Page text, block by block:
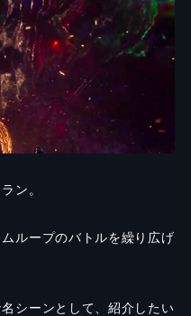
ン。
ループのバトルを繰り広げ
シーンとして、紹介したい